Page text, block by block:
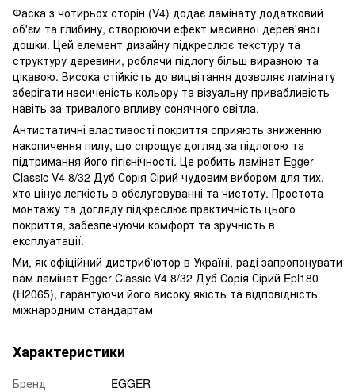
Фаска з чотирьох сторін (V4) додає ламінату додатковий
об'єм та глибину, створюючи ефект масивної дерев'яної
дошки. Цей елемент дизайну підкреслює текстуру та
структуру деревини, роблячи підлогу більш виразною та
цікавою. Висока стійкість до вицвітання дозволяє ламінату
зберігати насиченість кольору та візуальну привабливість
навіть за тривалого впливу сонячного світла.
Антистатичні властивості покриття сприяють зниженню
накопичення пилу, що спрощує догляд за підлогою та
підтримання його гігієнічності. Це робить ламінат Egger
Classic V4 8/32 Дуб Сорія Сірий чудовим вибором для тих,
хто цінує легкість в обслуговуванні та чистоту. Простота
монтажу та догляду підкреслює практичність цього
покриття, забезпечуючи комфорт та зручність в
експлуатації.
Ми, як офіційний дистриб'ютор в Україні, раді запропонувати
вам ламінат Egger Classic V4 8/32 Дуб Сорія Сірий Epl180
(H2065), гарантуючи його високу якість та відповідність
міжнародним стандартам
Характеристики
Бренд
EGGER